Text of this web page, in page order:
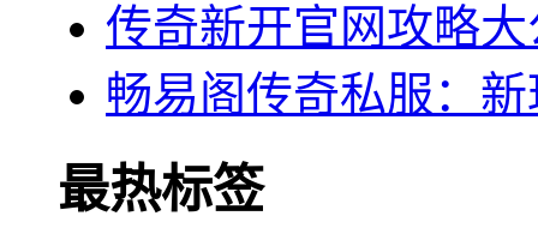
传奇新开官网攻略
畅易阁传奇私服：
最热标签